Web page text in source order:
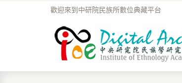
歡迎來到中研院民族所數位典藏平台